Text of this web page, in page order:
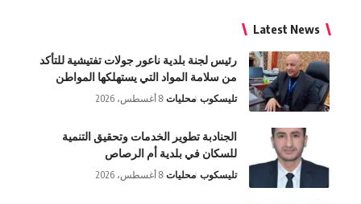
Latest
رئيس لجنة بلدية ناعور جولات تفتيشية للتأكد
من سلامة المواد التي يستهلكها المواطن
تليسكوب محليات 8 أغسطس، 2026
الجنادبة تطوير الخدمات وتحقيق التنمية
للسكان في بلدية أم الرصاص
تليسكوب محليات 8 أغسطس، 2026